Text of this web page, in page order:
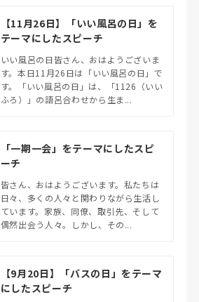
【11月26日】「いい風呂の日」を
テーマにしたスピーチ
いい風呂の日皆さん、おはようございま
す。本日11月26日は「いい風呂の日」で
す。「いい風呂の日」は、「1126（いい
ふろ）」の語呂合わせから生ま...
「一期一会」をテーマにしたスピ
ーチ
皆さん、おはようございます。私たちは
日々、多くの人々と関わりながら生活し
ています。家族、同僚、取引先、そして
偶然出会う人々。しかし、その...
【9月20日】「バスの日」をテーマ
にしたスピーチ